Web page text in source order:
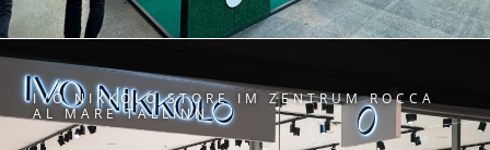
IVO NIKKOLO STORE IM ZENTRUM ROCCA
AL MARE TALLINN